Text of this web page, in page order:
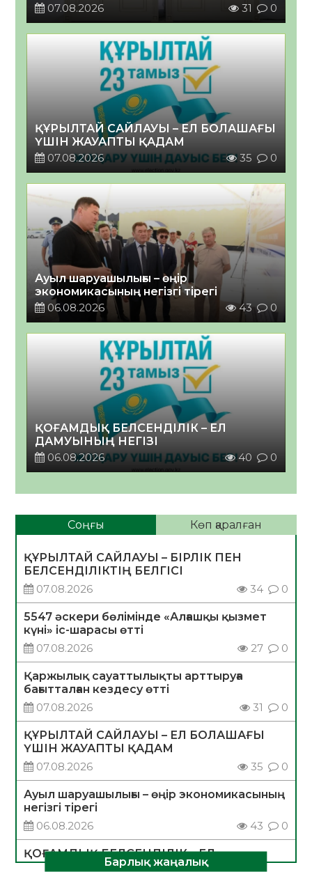
07.08.2026
31 0
ҚҰРЫЛТАЙ САЙЛАУЫ – ЕЛ БОЛАШАҒЫ
ҮШІН ЖАУАПТЫ ҚАДАМ
07.08.2026
35 0
Ауыл шаруашылығы – өңір
экономикасының негізгі тірегі
06.08.2026
43 0
ҚОҒАМДЫҚ БЕЛСЕНДІЛІК – ЕЛ
ДАМУЫНЫҢ НЕГІЗІ
06.08.2026
40 0
Соңғы Көп қаралған
ҚҰРЫЛТАЙ САЙЛАУЫ – БІРЛІК ПЕН
БЕЛСЕНДІЛІКТІҢ БЕЛГІСІ
07.08.2026
34 0
5547 әскери бөлімінде «Алғашқы қызмет
күні» іс-шарасы өтті
07.08.2026
27 0
Қаржылық сауаттылықты арттыруға
бағытталған кездесу өтті
07.08.2026
31 0
ҚҰРЫЛТАЙ САЙЛАУЫ – ЕЛ БОЛАШАҒЫ
ҮШІН ЖАУАПТЫ ҚАДАМ
07.08.2026
35 0
Ауыл шаруашылығы – өңір экономикасының
негізгі тірегі
06.08.2026
43 0
ҚОҒАМДЫҚ БЕЛСЕНДІЛІК – ЕЛ
ДАМУЫНЫҢ НЕГІЗІБарлық жаңалық